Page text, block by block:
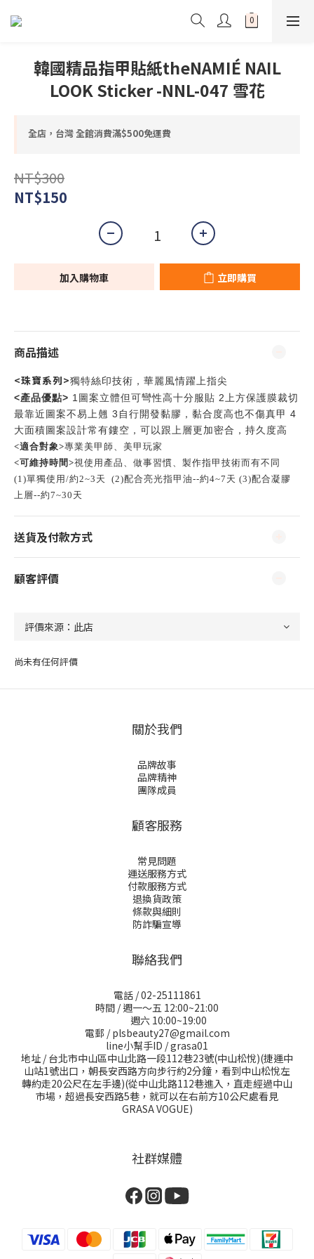
韓國精品指甲貼紙theNAMIÉ NAIL
LOOK Sticker -NNL-047 雪花
全店，台灣 全館消費滿$500免運費
NT$300
NT$150
加入購物車 立即購買
商品描述
<珠寶系列>獨特絲印技術 ，華麗風情躍上指尖
<產品優點> 1 圖案立體但可彎性高十分服貼 2上方保護膜裁切
最靠近圖案不易上翹 3 自行開發黏膠，黏合度高也不傷真甲 4
大面積圖案設計常有鏤空，可以跟上層更加密合，持久度高
<適合對象>專業美甲師、美甲玩家
<可維持時間>視使用產品、做事習慣、製作指甲技術而有不同
(1)單獨使用/約2~3天 (2)配合亮光指甲油--約4~7天 (3)配合凝膠
上層--約7~30天
送貨及付款方式
顧客評價
尚未有任何評價
關於我們
品牌故事
品牌精神
團隊成員
顧客服務
常見問題
運送服務方式
付款服務方式
退換貨政策
條款與細則
防詐騙宣導
聯絡我們
電話 / 02-25111861
時間 / 週一～五 12:00~21:00
週六 10:00~19:00
電郵 / plsbeauty27@gmail.com
line小幫手ID / grasa01
地址 / 台北市中山區中山北路一段112巷23號(中山松悅)(捷運中
山站1號出口，朝長安西路方向步行約2分鐘，看到中山松悅左
轉約走20公尺在左手邊)(從中山北路112巷進入，直走經過中山
市場，超過長安西路5巷，就可以在右前方10公尺處看見
GRASA VOGUE)
社群媒體